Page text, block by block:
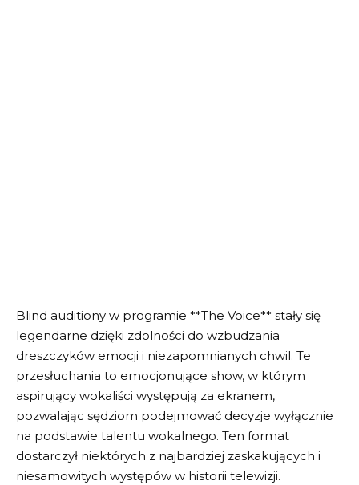
Blind auditiony w programie **The Voice** stały się
legendarne dzięki zdolności do wzbudzania
dreszczyków emocji i niezapomnianych chwil. Te
przesłuchania to emocjonujące show, w którym
aspirujący wokaliści występują za ekranem,
pozwalając sędziom podejmować decyzje wyłącznie
na podstawie talentu wokalnego. Ten format
dostarczył niektórych z najbardziej zaskakujących i
niesamowitych występów w historii telewizji.